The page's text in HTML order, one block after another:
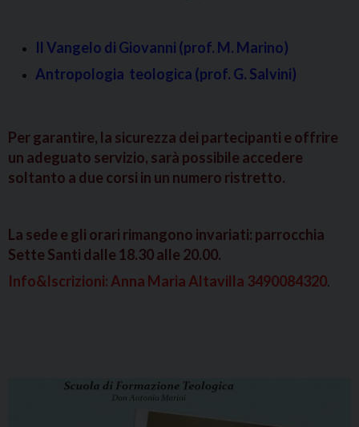
Il Vangelo di Giovanni (prof. M. Marino)
Antropologia teologica (prof. G. Salvini)
Per garantire, la sicurezza dei partecipanti e offrire
un adeguato servizio, sarà possibile accedere
soltanto a due corsi in un numero ristretto.
La sede e gli orari rimangono invariati: parrocchia
Sette Santi dalle 18.30 alle 20.00.
Info&Iscrizioni: Anna Maria Altavilla 3490084320.